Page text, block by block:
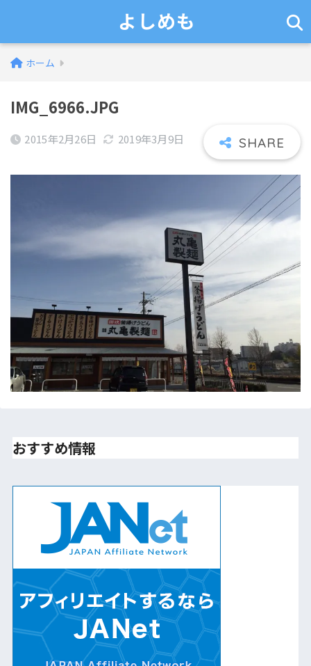
よしめも
ホーム
IMG_6966.JPG
2015年2月26日 2019年3月9日
おすすめ情報